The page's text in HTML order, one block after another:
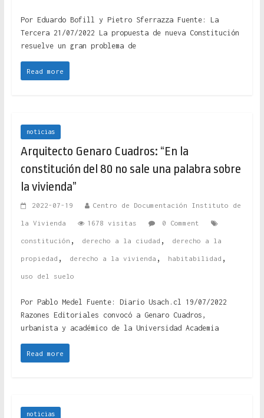
Por Eduardo Bofill y Pietro Sferrazza Fuente: La
Tercera 21/07/2022 La propuesta de nueva Constitución
resuelve un gran problema de
Read more
noticias
Arquitecto Genaro Cuadros: “En la
constitución del 80 no sale una palabra sobre
la vivienda”
2022-07-19 Centro de Documentación Instituto de
la Vivienda 1678 visitas 0 Comment
constitución , derecho a la ciudad , derecho a la
propiedad , derecho a la vivienda , habitabilidad ,
uso del suelo
Por Pablo Medel Fuente: Diario Usach.cl 19/07/2022
Razones Editoriales convocó a Genaro Cuadros,
urbanista y académico de la Universidad Academia
Read more
noticias